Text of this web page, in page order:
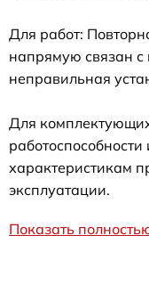
Для работ:
напрямую связан
неправильная
Для
характеристикам
эксплуатации.
Показать